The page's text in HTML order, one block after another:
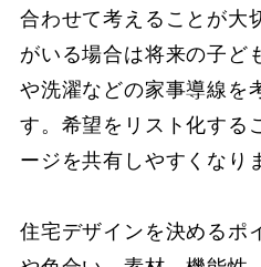
合わせて考えることが大
がいる場合は将来の子ど
や洗濯などの家事導線を
す。希望をリスト化する
ージを共有しやすくなり
住宅デザインを決めるポ